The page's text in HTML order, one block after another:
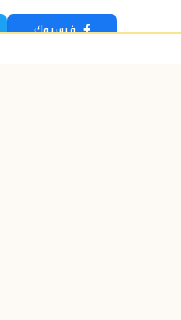
فيسبوك